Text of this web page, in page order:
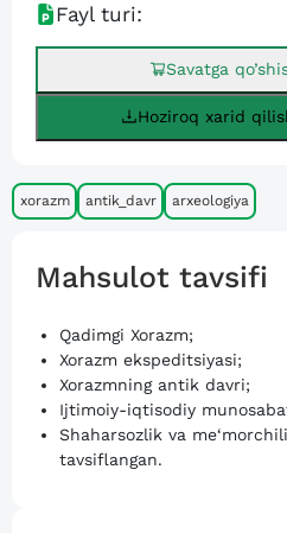
Fayl turi:
Savatga
Hoziroq xarid
xorazm antik_davr arxeologiya
Mahsulot tavsifi
Qadimgi Xorazm;
Xorazm ekspeditsiyasi;
Xorazmning antik davri;
Ijtimoiy-iqtisodiy
Shaharsozlik va
tavsiflangan.